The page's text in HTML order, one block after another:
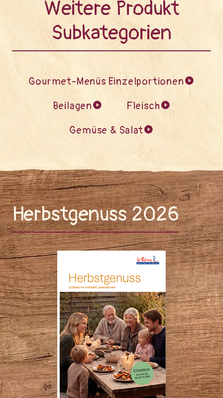
Weitere Produkt
Subkategorien
Gourmet-Menüs Einzelportionen
Beilagen
Fleisch
Gemüse & Salat
Herbstgenuss 2026